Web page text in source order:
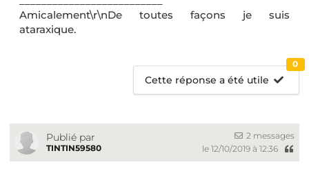
Amicalement\r\nDe toutes façons je suis
ataraxique.
Cette réponse a été utile
0
Publié par
TINTIN59580
2 messages
le 12/10/2019 à 12:36